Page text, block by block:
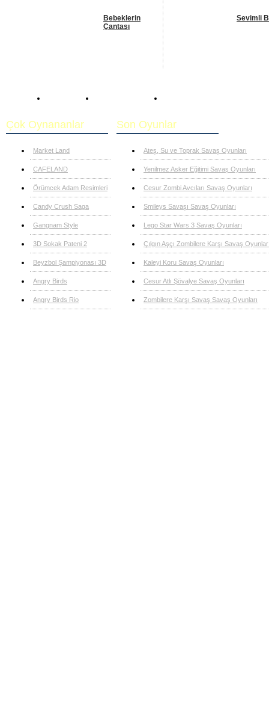
Bebeklerin
Çantası
Sevimli
Çok Oynananlar
Market Land
CAFELAND
Örümcek Adam Resimleri
Candy Crush Saga
Gangnam Style
3D Sokak Pateni 2
Beyzbol Şampiyonası 3D
Angry Birds
Angry Birds Rio
Son Oyunlar
Ateş, Su ve Toprak Savaş Oyunları
Yenilmez Asker Eğitimi Savaş Oyunları
Cesur Zombi Avcıları Savaş Oyunları
Smileys Savaşı Savaş Oyunları
Lego Star Wars 3 Savaş Oyunları
Çılgın Aşçı Zombilere Karşı Savaş
Kaleyi Koru Savaş Oyunları
Cesur Atlı Şövalye Savaş Oyunları
Zombilere Karşı Savaş Savaş Oyunları